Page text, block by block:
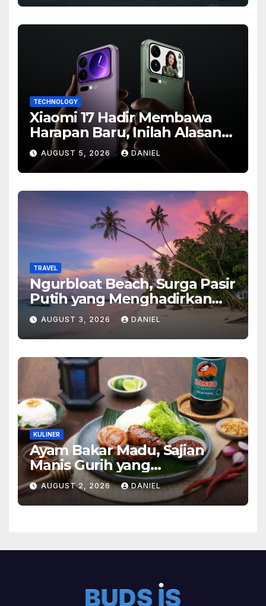
TECHNOLOGY
Xiaomi 17 Hadir Membawa
Harapan Baru, Inilah Alasan
Banyak Orang Menantikan
Ponsel Flagship Ini
AUGUST 5, 2026 DANIEL
TRAVEL
Ngurbloat Beach, Surga Pasir
Putih yang Menghadirkan
Ketenangan dan Pesona
Alam Tak Terlupakan
AUGUST 3, 2026 DANIEL
KULINER
Ayam Bakar Madu, Sajian
Manis Gurih yang
Menghangatkan Suasana
Makan
AUGUST 2, 2026 DANIEL